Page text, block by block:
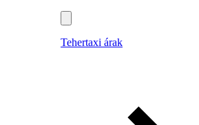
Tehertaxi árak